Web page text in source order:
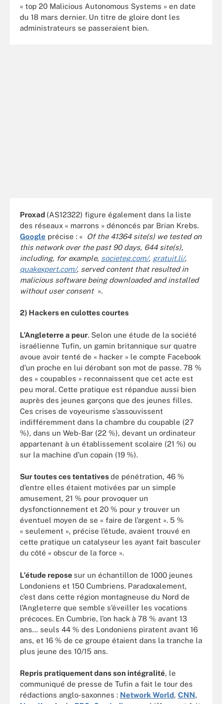
« top 20 Malicious Autonomous Systems » en date
du 18 mars dernier. Un titre de gloire dont les
administrateurs se passeraient bien.
Proxad (AS12322) figure également dans la liste
des réseaux « marrons » dénoncés par Brian Krebs.
Google précise : «
Of the 41364 site(s) we tested on
this network over the past 90 days, 644 site(s),
including, for example, societeg.com/, gratuit.li/,
quakexpert.com/, served content that resulted in
malicious software being downloaded and installed
without user consent ».
2) Hackers en culottes courtes
L’Angleterre a peur. Selon une étude de la société
israélienne Tufin, un gamin britannique sur quatre
avoue avoir tenté de « hacker » le compte Facebook
d’un proche en lui dérobant son mot de passe. 78 %
des « coupables » reconnaissent que cet acte est
peu moral. Cette pratique est répandue aussi bien
auprès des jeunes garçons que des jeunes filles.
Ces crises de voyeurisme s’assouvissent
indifféremment dans la chambre du coupable (27
%), dans un Web-Bar (22 %), devant un ordinateur
appartenant à un établissement scolaire (21 %) ou
sur la machine d’un copain (19 %).
Sur toutes ces tentativesde pénétration, 46 %
d’entre elles étaient motivées par un simple
amusement, 21 % pour provoquer un
dysfonctionnement et 20 % pour y trouver un
éventuel moyen de se « faire de l’argent ». 5 %
« seulement », précise l’étude, avaient trouvé en
cette pratique un catalyseur les ayant fait basculer
du côté « obscur de la force ».
L’étude repose sur un échantillon de 1000 jeunes
Londoniens et 150 Cumbriens. Paradoxalement,
c’est dans cette région montagneuse du Nord de
l’Angleterre que semble s’éveiller les vocations
précoces. En Cumbrie, l’on hack à 78 % avant 13
ans… seuls 44 % des Londoniens piratent avant 16
ans, et 16 % de ce groupe étaient dans la tranche la
plus jeune des 10/15 ans.
Repris pratiquement dans son intégralité, le
communiqué de presse de Tufin a fait le tour des
rédactions anglo-saxonnes : Network World, CNN,